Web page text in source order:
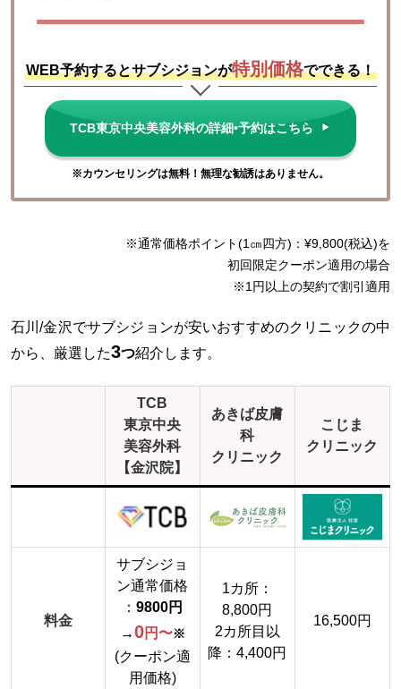
WEB予約するとサブシジョンが特別価格でできる！
TCB東京中央美容外科の詳細•予約はこちら
※カウンセリングは無料！無理な勧誘はありません。
※通常価格ポイント(1㎝四方)：¥9,800(税込)を
初回限定クーポン適用の場合
※1円以上の契約で割引適用
石川/金沢でサブシジョンが安いおすすめのクリニックの中
から、厳選した3つ紹介します。
TCB
東京中央
美容外科
【金沢院】
あきば皮膚
科
クリニック
こじま
クリニック
料金
サブシジョ
ン通常価格
：9800円
→0円〜※
(クーポン適
用価格)
1カ所：
8,800円
2カ所目以
降：4,400円
16,500円